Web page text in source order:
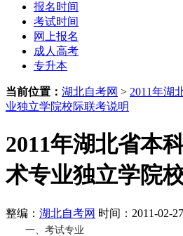
报名时间
考试时间
网上报名
成人高考
专升本
当前位置： 湖北自考网 > 2011年湖
业独立学院校际联考说明
2011年湖北省本
术专业独立学院
整编： 湖北自考网 时间：2011-02-
一、考试专业